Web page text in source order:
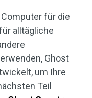
Computer für die
alltägliche
Ghost
um Ihre
Teil